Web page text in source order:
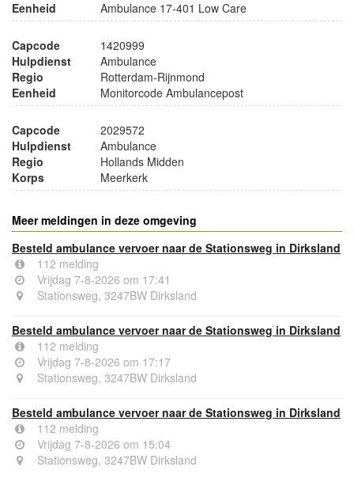
Eenheid
Ambulance 17-401 Low Care
Capcode
1420999
Hulpdienst
Ambulance
Regio
Rotterdam-Rijnmond
Eenheid
Monitorcode Ambulancepost
Capcode
2029572
Hulpdienst
Ambulance
Regio
Hollands Midden
Korps
Meerkerk
Meer meldingen in deze omgeving
Besteld ambulance vervoer naar de Stationsweg in Dirksland
112 melding
Vrijdag 7-8-2026 om 17:41
Stationsweg, 3247BW Dirksland
Besteld ambulance vervoer naar de Stationsweg in Dirksland
112 melding
Vrijdag 7-8-2026 om 17:17
Stationsweg, 3247BW Dirksland
Besteld ambulance vervoer naar de Stationsweg in Dirksland
112 melding
Vrijdag 7-8-2026 om 15:04
Stationsweg, 3247BW Dirksland